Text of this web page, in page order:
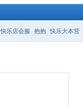
快乐店会服 抱抱 快乐大本营